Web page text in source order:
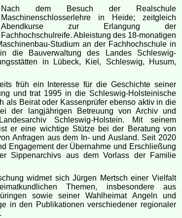
Nach dem Besuch der Realschule
Maschinenschlosserlehre in Heide; zeitgleich
Abendkurse zur Erlangung der
Fachhochschulreife. Ableistung des 18-monatigen
Studium an der Fachhochschule in
die Bauverwaltung des Landes Schleswig-
in Lübeck, Kiel, Schleswig, Husum,
früh ein Interesse für die Geschichte seiner
und trat 1995 in die Schleswig-Holsteinische
als Beirat oder Kassenprüfer ebenso aktiv in die
der langjährigen Betreuung von Archiv und
Schleswig-Holstein. Mit seinem
er eine wichtige Stütze bei der Beratung von
Anfragen aus dem In- und Ausland. Seit 2020
Engagement der Übernahme und Erschließung
Sippenarchivs aus dem Vorlass der Familie
widmet sich Jürgen Mertsch einer Vielfalt
Themen, insbesondere aus
sowie seiner Wahlheimat Angeln und
in den Publikationen verschiedener regionaler